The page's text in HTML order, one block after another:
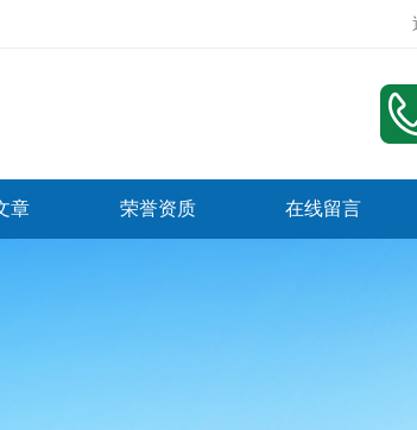
章 荣誉资质 在线留言